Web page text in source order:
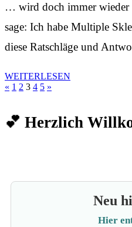
… wird doch immer wieder
sage: Ich habe Multiple
diese Ratschläge und
WEITERLESEN
der
« 1 2 3 4 5 »
💕 Herzlich
Neu
Hier